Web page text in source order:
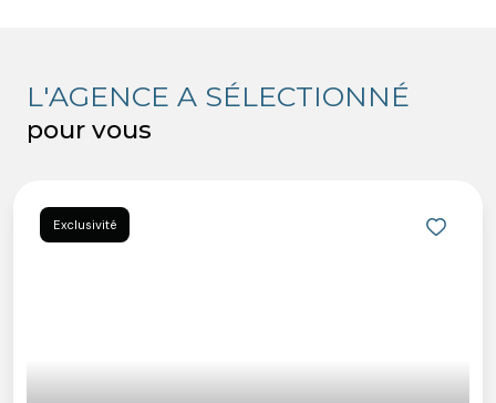
L'AGENCE A SÉLECTIONNÉ
pour vous
Exclusivité